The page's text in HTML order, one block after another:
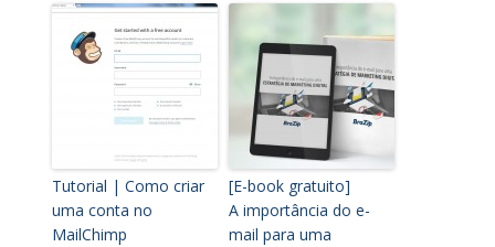
Tutorial | Como criar
uma conta no
MailChimp
[E-book gratuito]
A importância do e-
mail para uma